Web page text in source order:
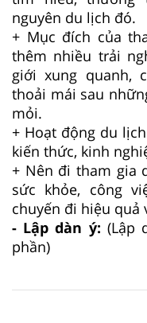
nguyên du lịch đó.
+ Mục đích của
thêm nhiều trải
giới xung quanh,
thoải mái sau
mỏi.
+ Hoạt động du
kiến thức, kinh
+ Nên đi tham gia
sức khỏe, công
chuyến đi hiệu quả
- Lập dàn ý: (Lập
phần)